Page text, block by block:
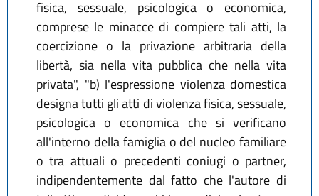
fisica, sessuale, psicologica o economica,
comprese le minacce di compiere tali atti, la
coercizione o la privazione arbitraria della
libertà, sia nella vita pubblica che nella vita
privata", "b) l'espressione violenza domestica
designa tutti gli atti di violenza fisica, sessuale,
psicologica o economica che si verificano
all'interno della famiglia o del nucleo familiare
o tra attuali o precedenti coniugi o partner,
indipendentemente dal fatto che l'autore di